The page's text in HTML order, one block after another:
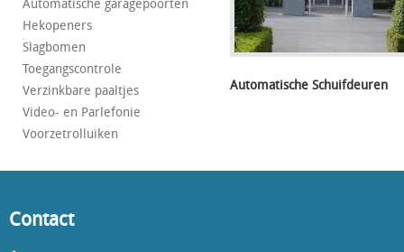
Automatische Schuifdeuren
Automatische garagepoorten
Hekopeners
Slagbomen
Toegangscontrole
Verzinkbare paaltjes
Video- en Parlefonie
Voorzetrolluiken
Contact